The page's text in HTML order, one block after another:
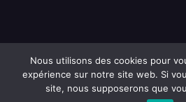
©2026 Headline tous
Nous utilisons des cookies pour
expérience sur notre site web. Si
site, nous supposerons que